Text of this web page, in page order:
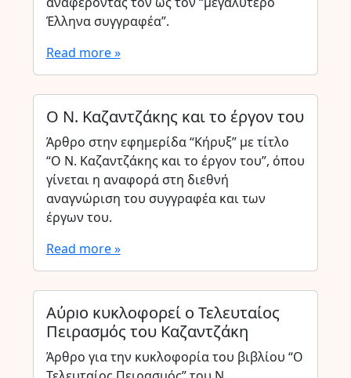
Έλληνα συγγραφέα”.
Read more »
Ο Ν. Καζαντζάκης και το έργον του
Άρθρο στην εφημερίδα “Κήρυξ” με τίτλο
“Ο Ν. Καζαντζάκης και το έργον του”, όπου
γίνεται η αναφορά στη διεθνή
αναγνώριση του συγγραφέα και των
έργων του.
Read more »
Αύρıο κυκλοφορεί ο Τελευταίος
Πειρασμός του Καζαντζάκη
Άρθρο για την κυκλοφορία του βιβλίου “Ο